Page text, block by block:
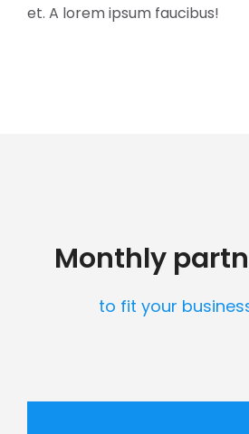
et. A lorem ipsum faucibus!
Monthly
to fit your